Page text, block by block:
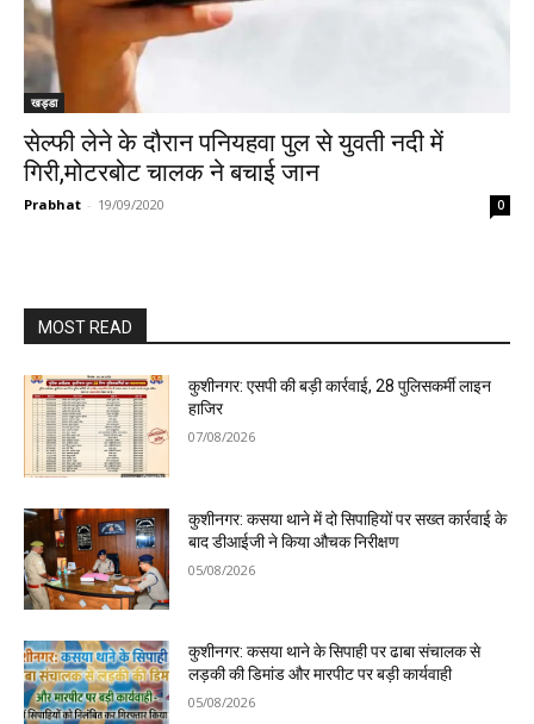
खड्डा
सेल्फी लेने के दौरान पनियहवा पुल से युवती नदी में
गिरी,मोटरबोट चालक ने बचाई जान
Prabhat - 19/09/2020 0
MOST READ
कुशीनगर: एसपी की बड़ी कार्रवाई, 28 पुलिसकर्मी लाइन
हाजिर
07/08/2026
कुशीनगर: कसया थाने में दो सिपाहियों पर सख्त कार्रवाई के
बाद डीआईजी ने किया औचक निरीक्षण
05/08/2026
कुशीनगर: कसया थाने के सिपाही पर ढाबा संचालक से
लड़की की डिमांड और मारपीट पर बड़ी कार्यवाही
05/08/2026